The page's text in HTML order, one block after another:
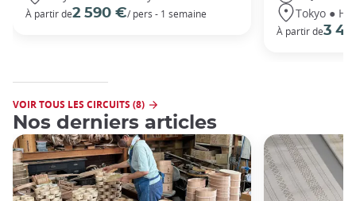
À partir de2 590 €/ pers - 1 semaine
Tokyo ●
À partir de3
VOIR TOUS LES CIRCUITS (8)
Nos derniers articles